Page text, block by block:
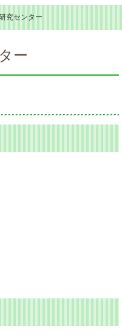
究センター
ー